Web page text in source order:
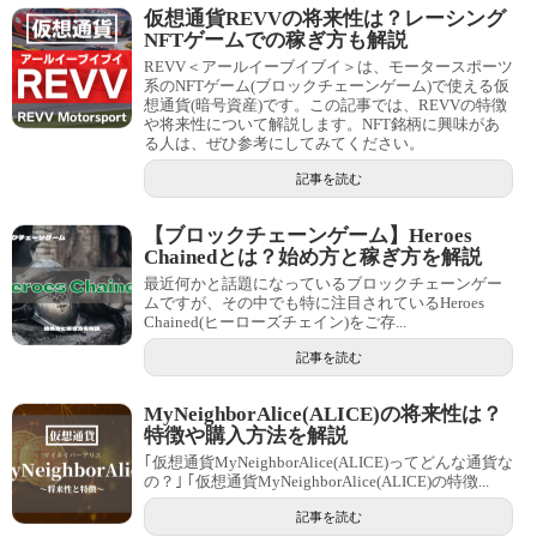
仮想通貨REVVの将来性は？レーシング
NFTゲームでの稼ぎ方も解説
REVV＜アールイーブイブイ＞は、モータースポーツ
系のNFTゲーム(ブロックチェーンゲーム)で使える仮
想通貨(暗号資産)です。この記事では、REVVの特徴
や将来性について解説します。NFT銘柄に興味があ
る人は、ぜひ参考にしてみてください。
記事を読む
【ブロックチェーンゲーム】Heroes
Chainedとは？始め方と稼ぎ方を解説
最近何かと話題になっているブロックチェーンゲー
ムですが、その中でも特に注目されているHeroes
Chained(ヒーローズチェイン)をご存...
記事を読む
MyNeighborAlice(ALICE)の将来性は？
特徴や購入方法を解説
｢仮想通貨MyNeighborAlice(ALICE)ってどんな通貨な
の？｣ ｢仮想通貨MyNeighborAlice(ALICE)の特徴...
記事を読む